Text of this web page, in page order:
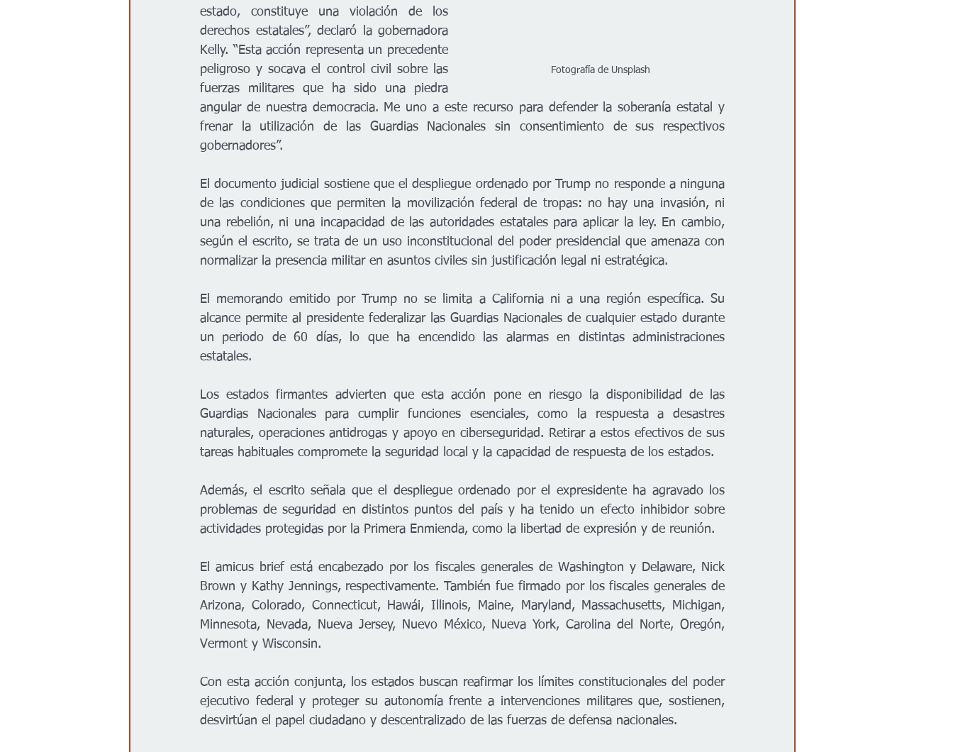
Fotografía de Unsplash
estado, constituye una violación de los
derechos estatales”, declaró la gobernadora
Kelly. “Esta acción representa un precedente
peligroso y socava el control civil sobre las
fuerzas militares que ha sido una piedra
angular de nuestra democracia. Me uno a este recurso para defender la soberanía estatal y
frenar la utilización de las Guardias Nacionales sin consentimiento de sus respectivos
gobernadores”.
El documento judicial sostiene que el despliegue ordenado por Trump no responde a ninguna
de las condiciones que permiten la movilización federal de tropas: no hay una invasión, ni
una rebelión, ni una incapacidad de las autoridades estatales para aplicar la ley. En cambio,
según el escrito, se trata de un uso inconstitucional del poder presidencial que amenaza con
normalizar la presencia militar en asuntos civiles sin justificación legal ni estratégica.
El memorando emitido por Trump no se limita a California ni a una región específica. Su
alcance permite al presidente federalizar las Guardias Nacionales de cualquier estado durante
un periodo de 60 días, lo que ha encendido las alarmas en distintas administraciones
estatales.
Los estados firmantes advierten que esta acción pone en riesgo la disponibilidad de las
Guardias Nacionales para cumplir funciones esenciales, como la respuesta a desastres
naturales, operaciones antidrogas y apoyo en ciberseguridad. Retirar a estos efectivos de sus
tareas habituales compromete la seguridad local y la capacidad de respuesta de los estados.
Además, el escrito señala que el despliegue ordenado por el expresidente ha agravado los
problemas de seguridad en distintos puntos del país y ha tenido un efecto inhibidor sobre
actividades protegidas por la Primera Enmienda, como la libertad de expresión y de reunión.
El amicus brief está encabezado por los fiscales generales de Washington y Delaware, Nick
Brown y Kathy Jennings, respectivamente. También fue firmado por los fiscales generales de
Arizona, Colorado, Connecticut, Hawái, Illinois, Maine, Maryland, Massachusetts, Michigan,
Minnesota, Nevada, Nueva Jersey, Nuevo México, Nueva York, Carolina del Norte, Oregón,
Vermont y Wisconsin.
Con esta acción conjunta, los estados buscan reafirmar los límites constitucionales del poder
ejecutivo federal y proteger su autonomía frente a intervenciones militares que, sostienen,
desvirtúan el papel ciudadano y descentralizado de las fuerzas de defensa nacionales.